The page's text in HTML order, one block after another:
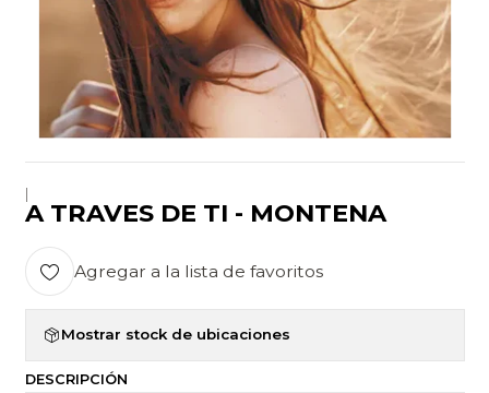
|
A TRAVES DE TI - MONTENA
Agregar a la lista de favoritos
Mostrar stock de ubicaciones
DESCRIPCIÓN